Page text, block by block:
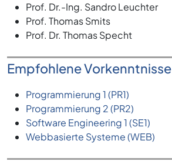
Prof. Dr.-Ing. Sandro Leuchter
Prof. Thomas Smits
Prof. Dr. Thomas Specht
Empfohlene Vorkenntnisse
Programmierung 1 (PR1)
Programmierung 2 (PR2)
Software Engineering 1 (SE1)
Webbasierte Systeme (WEB)